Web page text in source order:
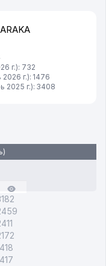
г.): 732
г.): 1476
2025 г.): 3408